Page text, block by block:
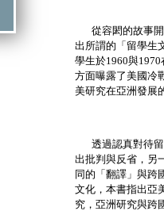
從容閎的故事開
出所謂的「留學生
學生於1960與1970
方面曝露了美國冷
美研究在亞洲發展
透過認真對待留
出批判與反省，另
同的「翻譯」與跨
文化，本書指出亞
究，亞洲研究與跨